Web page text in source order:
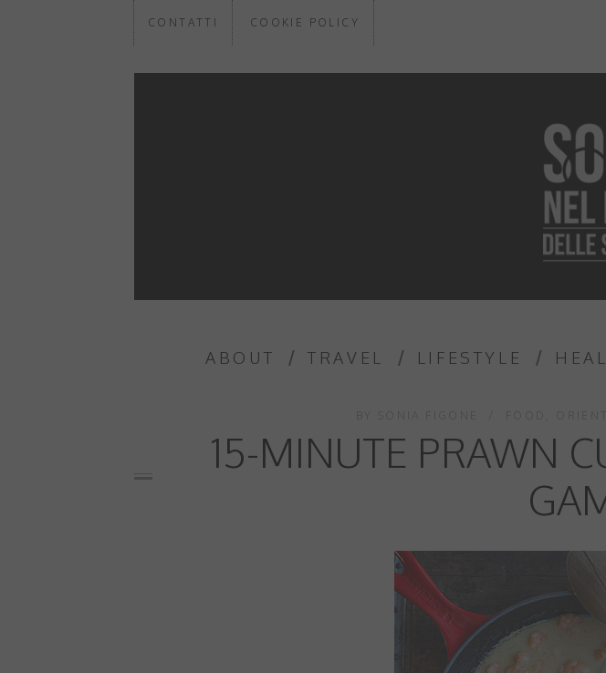
CONTATTI COOKIE POLICY
ABOUT TRAVEL LIFESTYLE
15-MINUTE PRAWN